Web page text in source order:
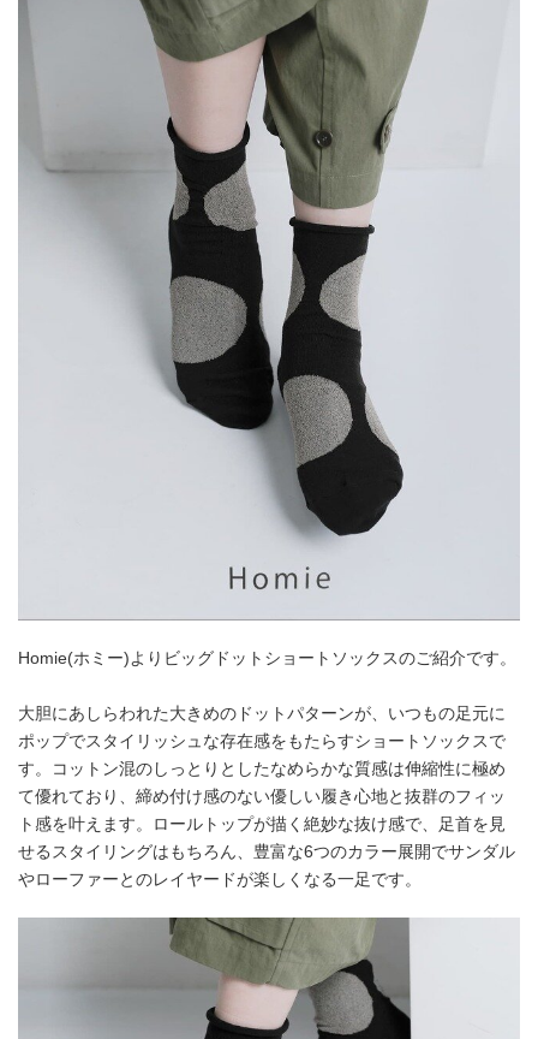
Homie(ホミー)よりビッグドットショートソックスのご紹介です。
大胆にあしらわれた大きめのドットパターンが、いつもの足元に
ポップでスタイリッシュな存在感をもたらすショートソックスで
す。コットン混のしっとりとしたなめらかな質感は伸縮性に極め
て優れており、締め付け感のない優しい履き心地と抜群のフィッ
ト感を叶えます。ロールトップが描く絶妙な抜け感で、足首を見
せるスタイリングはもちろん、豊富な6つのカラー展開でサンダル
やローファーとのレイヤードが楽しくなる一足です。